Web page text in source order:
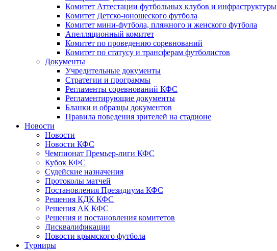
Комитет Аттестации футбольных клубов и инфраструктуры
Комитет Детско-юношеского футбола
Комитет мини-футбола, пляжного и женского футбола
Апелляционный комитет
Комитет по проведению соревнований
Комитет по статусу и трансферам футболистов
Документы
Учредительные документы
Стратегии и программы
Регламенты соревнований КФС
Регламентирующие документы
Бланки и образцы документов
Правила поведения зрителей на стадионе
Новости
Новости
Новости КФС
Чемпионат Премьер-лиги КФС
Кубок КФС
Судейские назначения
Протоколы матчей
Постановления Президиума КФС
Решения КДК КФС
Решения АК КФС
Решения и постановления комитетов
Дисквалификации
Новости крымского футбола
Турниры